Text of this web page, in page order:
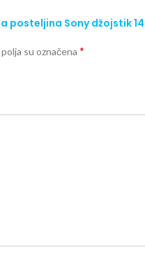
Sony džojstik
su označena *